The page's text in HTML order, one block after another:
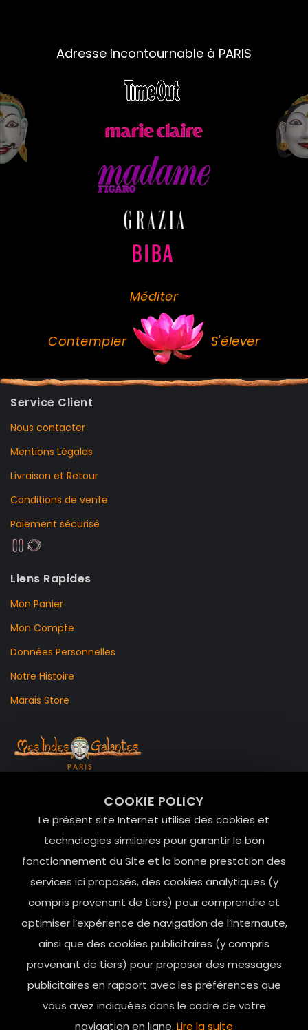
COOKIE POLICY
Le présent site Internet utilise des cookies et
technologies similaires pour garantir le bon
fonctionnement du Site et la bonne prestation des
services ici proposés, des cookies analytiques (y
compris provenant de tiers) pour comprendre et
optimiser l’expérience de navigation de l’internaute,
ainsi que des cookies publicitaires (y compris
provenant de tiers) pour proposer des messages
publicitaires en rapport avec les préférences que
vous avez indiquées dans le cadre de votre
navigation en ligne. Lire la suite
Adresse Incontournable à PARIS
Méditer
Contempler S'élever
Service Client
Nous contacter
Mentions Légales
Livraison et Retour
Conditions de vente
Paiement sécurisé
Liens Rapides
Mon Panier
Mon Compte
Données Personnelles
Notre Histoire
Marais Store
Le Marais, 75004 Paris
contact@mesindesgalantes.com
01.42.72.42.51